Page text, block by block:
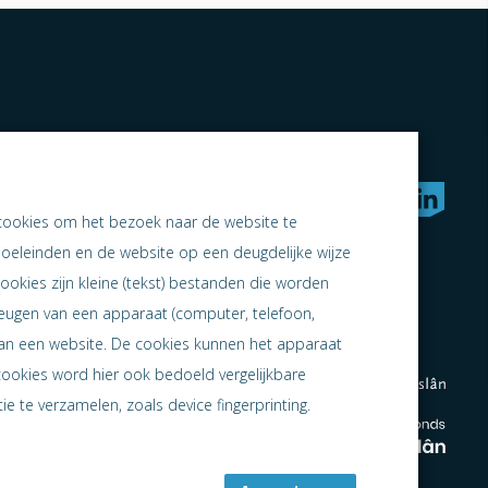
naar samen ondernemen
om het bezoek naar de website te
en de website op een deugdelijke wijze
zijn kleine (tekst) bestanden die worden
van een apparaat (computer, telefoon,
een website. De cookies kunnen het apparaat
word hier ook bedoeld vergelijkbare
te verzamelen, zoals device fingerprinting.